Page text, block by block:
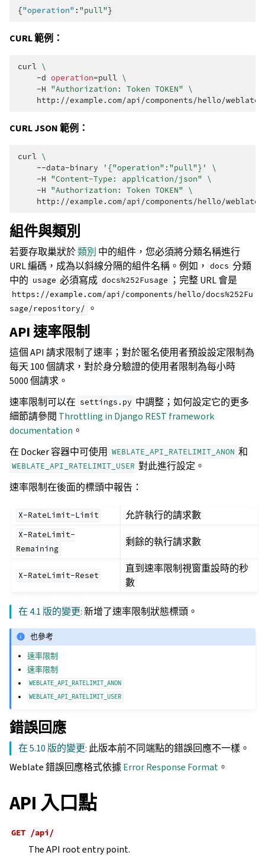
{"operation" : "pull"}
CURL 範例：
curl \
-d operation=pull \
-H "Authorization: Token TOKEN" \
CURL JSON 範例：
curl \
--data-binary
'{"operation":"pull"}'
\
-H "Content-Type: application/json" \
-H "Authorization: Token TOKEN" \
組件與類別
若要存取巢狀於類別 中的組件，您必須將分類名稱進行
URL 編碼，成為以斜線分隔的組件名稱。例如， docs 分類
中的 usage 必須寫成 docs%252Fusage ；完整 URL 會是
https://example.com/api/components/hello/docs%252Fu
sage/repository/ 。
API 速率限制
這個 API 請求限制了速率；對於匿名使用者預設設定限制為
每天 100 個請求，對於身分驗證的使用者限制為每小時
5000 個請求。
速率限制可以在 settings.py 中調整；如何設定它的更多
細節請參閱 Throttling in Django REST framework
documentation 。
在 Docker 容器中可使用 WEBLATE_API_RATELIMIT_ANON 和
WEBLATE_API_RATELIMIT_USER 對此進行設定。
速率限制在後面的標頭中報告：
X-RateLimit-Limit 允許執行的請求數
X-RateLimit-
Remaining
剩餘的執行請求數
X-RateLimit-Reset
直到速率限制視窗重設時的秒
數
在 4.1 版的變更:新增了速率限制狀態標頭。
也參考
速率限制
速率限制
WEBLATE_API_RATELIMIT_ANON
WEBLATE_API_RATELIMIT_USER
錯誤回應
在 5.10 版的變更: 此版本前不同端點的錯誤回應不一樣。
Weblate 錯誤回應格式依據Error Response Format 。
API 入口點
GET /api/
The API root entry point.